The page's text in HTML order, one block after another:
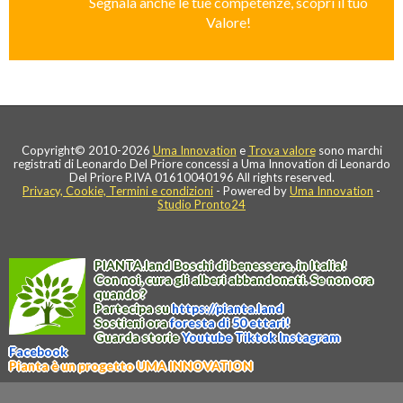
Valore!
Copyright© 2010-2026 Uma Innovation e Trova valoresono marchi
registrati di Leonardo Del Priore concessi a Uma Innovation di Leonardo
Del Priore P.IVA 01610040196 All rights reserved.
Privacy, Cookie, Termini e condizioni - Powered byUma Innovation -
Studio Pronto24
PIANTA.landBoschi di benessere, in Italia!
Con noi, cura gli alberi abbandonati. Se non ora
quando?
Partecipa suhttps://pianta.land
Sostieni oraforesta di 50 ettari!
Guarda storieYoutubeTiktokInstagram
Facebook
Pianta è un progetto UMA INNOVATION